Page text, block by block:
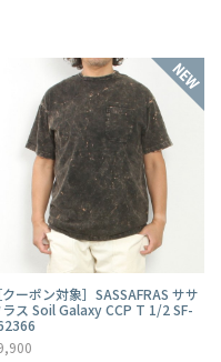
クーポン対象］SASSAFRAS ササ
ラス Soil Galaxy CCP T 1/2 SF-